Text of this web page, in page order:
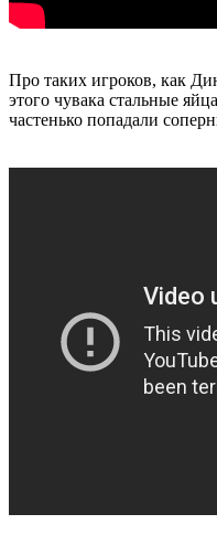
Про таких игроков, как
этого чувака стальные
частенько попадали